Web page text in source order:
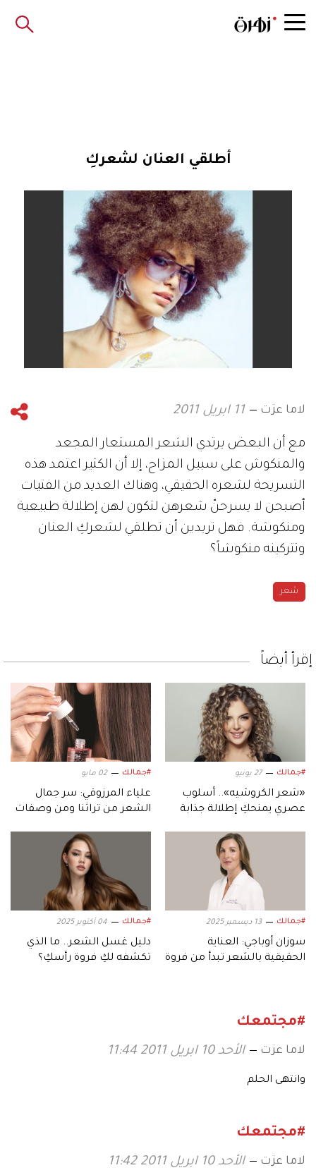
أطلقي العنان لشعركِ
لاما عزت 11 ابريل 2011
مع أن البعض يرتدي الشعر المستعار المجعد
والمنكوش على سبيل المزاح، إلا أن الكثير اعتمد هذه
التسريحة لشعره الحقيقي، وهناك العديد من الفتيات
أصبحن لا يسرحنّ شعرهن لتكون لهن إطلالة طبيعية
ومنكوشة. فهل تريدين أن تطلقي لشعركِ العنان
وتتركينه منكوشاً؟
شعر
إقرأ أيضاً
#جمالك 27 يونيو
«شعر الكروشيه».. أسلوب
عصري يمنحكِ إطلالة جذابة
#جمالك 02 مايو
علياء المرزوقي: سر جمال
الشعر من تراثنا ومن وصفات
#جمالك 13 ديسمبر 2025
سوزان أوباجي: العناية
الحقيقية بالشعر تبدأ من فروة
#جمالك 04 أكتوبر 2025
دليل غسل الشعر.. ما الذي
تكشفه لكِ فروة رأسكِ؟
#مجتمعك
لاما عزت الأحد 10 ابريل 2011 11:44
وانتهى الحلم
#مجتمعك
لاما عزت الأحد 10 ابريل 2011 11:42